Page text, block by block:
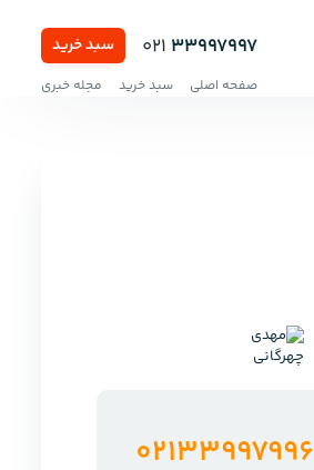
سبد خرید 021 33997997
صفحه اصلی سبد خرید مجله خبری
02133997996